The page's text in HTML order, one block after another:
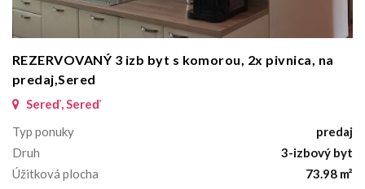
REZERVOVANÝ 3 izb byt s komorou, 2x pivnica, na
predaj,Sered
Sereď, Sereď
Typ ponuky
predaj
Druh
3-izbový byt
Úžitková plocha
73.98 m²